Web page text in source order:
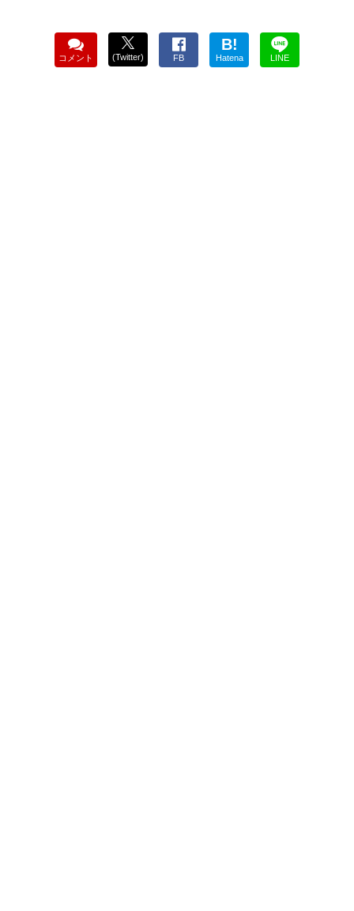
コメント (Twitter) FB
B!
Hatena LINE